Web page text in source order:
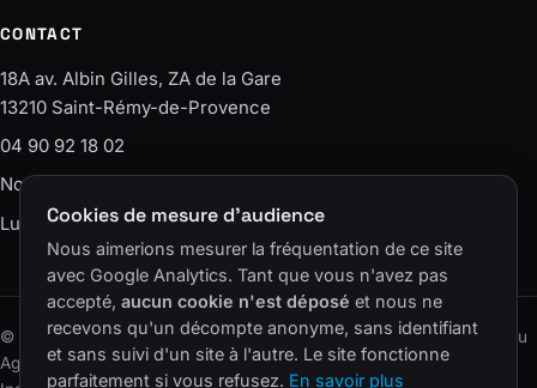
CONTACT
18A av. Albin Gilles, ZA de la Gare
13210 Saint-Rémy-de-Provence
04 90 92 18 02
Nous écrire
Lun–Ven · 9h-12h / 14h-18h
© 2006–2026 SAS Agence EASY – ELS CONSEIL · Un site du réseau
Agence Easy.
Cookies de mesure d'audience
Nous aimerions mesurer la fréquentation de ce site
avec Google Analytics. Tant que vous n'avez pas
accepté, aucun cookie n'est déposé et nous ne
recevons qu'un décompte anonyme, sans identifiant
et sans suivi d'un site à l'autre. Le site fonctionne
parfaitement si vous refusez. En savoir plus